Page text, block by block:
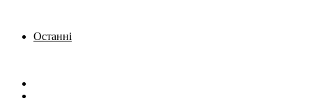
Останні